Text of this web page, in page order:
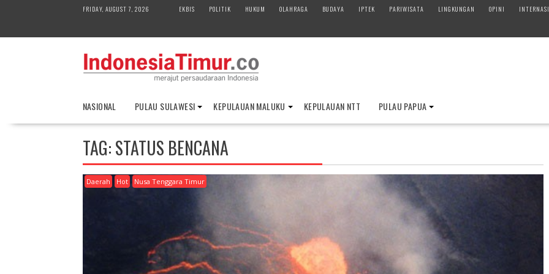
FRIDAY, AUGUST 7, 2026 EKBIS POLITIK HUKUM OLAHRAGA BUDAYA IPTEK PARIWISATA LINGKUNGAN OPINI
NASIONAL PULAU SULAWESI KEPULAUAN MALUKU KEPULAUAN NTT PULAU PAPUA
TAG:STATUS BENCANA
Daerah Hot Nusa Tenggara Timur